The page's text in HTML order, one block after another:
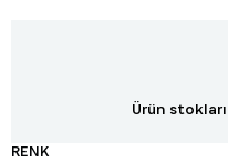
Ürün
RENK